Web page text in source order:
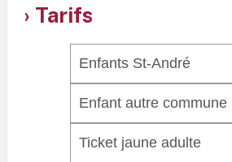
Tarifs
Enfants St-André
Enfant autre commune
Ticket jaune adulte